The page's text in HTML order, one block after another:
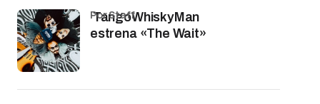
TangoWhiskyMan
estrena «The Wait»
por Staff